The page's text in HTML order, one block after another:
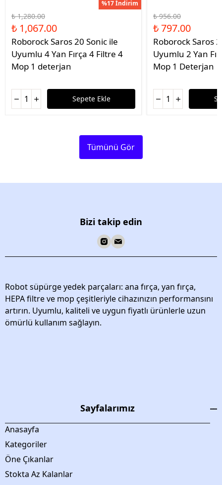
%17 İndirim
₺ 1,280.00
₺ 1,067.00
Roborock Saros 20 Sonic ile
Uyumlu 4 Yan Fırça 4 Filtre 4
Mop 1 deterjan
Sepete Ekle
₺ 956.00
₺ 797.00
Roborock Saros
Uyumlu 2 Yan
Mop 1 Deterjan
Tümünü Gör
Bizi takip edin
Robot süpürge yedek parçaları: ana fırça, yan fırça,
HEPA filtre ve mop çeşitleriyle cihazınızın performansını
artırın. Uyumlu, kaliteli ve uygun fiyatlı ürünlerle uzun
ömürlü kullanım sağlayın.
Sayfalarımız
Anasayfa
Kategoriler
Öne Çıkanlar
Stokta Az Kalanlar